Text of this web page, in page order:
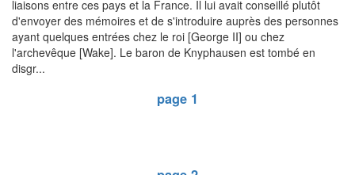
liaisons entre ces pays et la France. Il lui avait conseillé plutôt
d'envoyer des mémoires et de s'introduire auprès des personnes
ayant quelques entrées chez le roi [George II] ou chez
l'archevêque [Wake]. Le baron de Knyphausen est tombé en
disgr...
page 1